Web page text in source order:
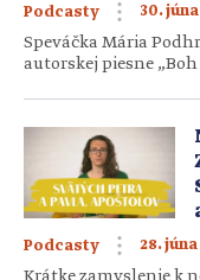
Podcasty 30.
Speváčka Mária
autorskej piesne „Boh
Podcasty 28.